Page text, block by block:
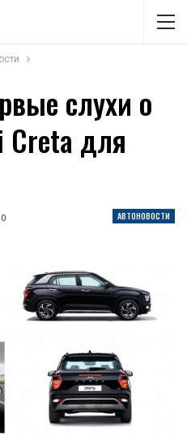
слухи о
Creta для
АВТОНОВОСТИ
0